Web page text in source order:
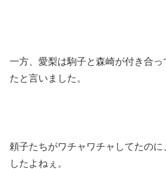
一方、愛梨は駒子と森崎が付き合
たと言いました。
頼子たちがワチャワチャしてたの
したよねぇ。